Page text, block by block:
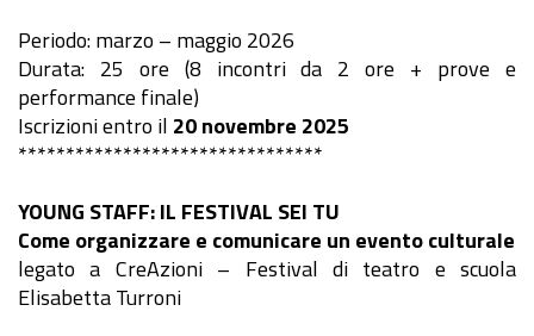
Periodo: marzo – maggio 2026
Durata: 25 ore (8 incontri da 2 ore + prove e
performance finale)
Iscrizioni entro il 20 novembre 2025
********************************
YOUNG STAFF: IL FESTIVAL SEI TU
Come organizzare e comunicare un evento culturale
legato a CreAzioni – Festival di teatro e scuola
Elisabetta Turroni